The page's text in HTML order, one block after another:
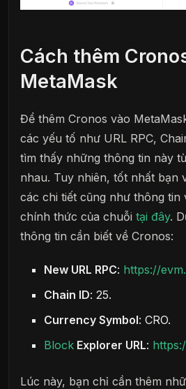
Cách thêm
MetaMask
Để thêm Cronos vào
các yếu tố như URL RPC,
tìm thấy những thông tin này
nhau. Tuy nhiên, tốt nhất bạn
các chi tiết cũng như thông tin
chính thức của chuỗi tại đây.
thông tin cần biết về Cronos:
New URL RPC: https://
Chain ID: 25.
Currency Symbol: CRO.
Block Explorer URL:
Lúc này, bạn chỉ cần thêm